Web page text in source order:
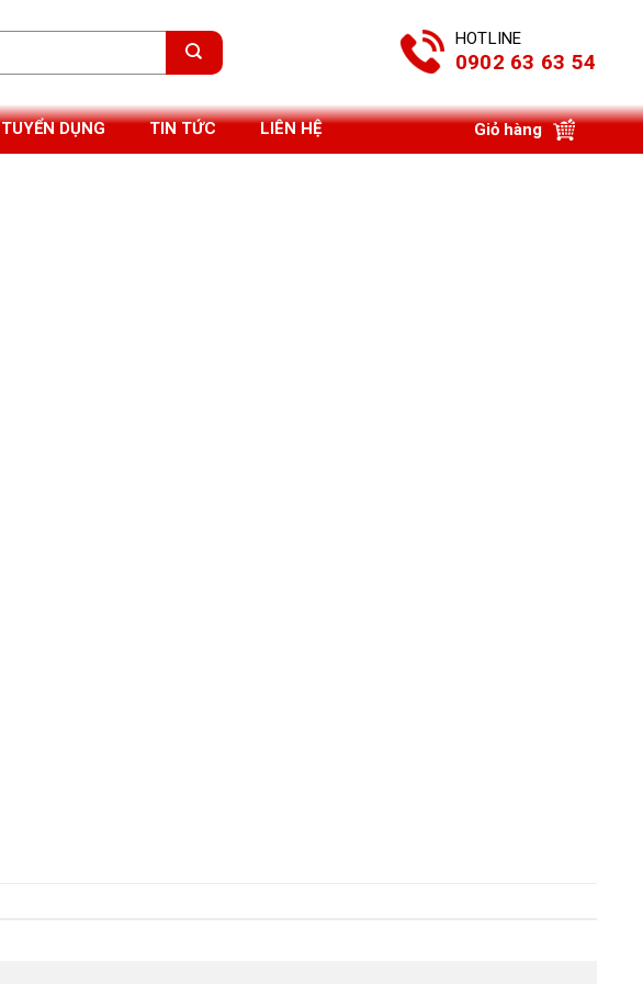
HOTLINE
0902 63 63 54
TUYỂN DỤNG TIN TỨC LIÊN HỆ Giỏ hàng